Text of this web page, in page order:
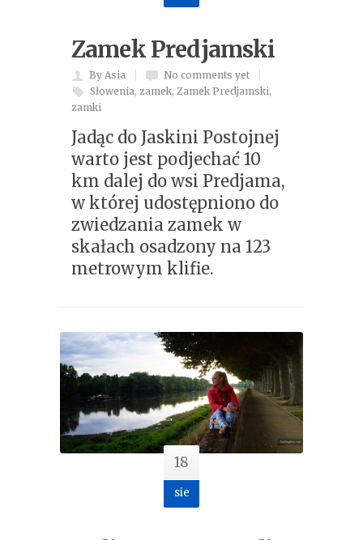
Zamek Predjamski
By Asia
No comments yet
Słowenia, zamek, Zamek Predjamski,
zamki
Jadąc do Jaskini Postojnej
warto jest podjechać 10
km dalej do wsi Predjama,
w której udostępniono do
zwiedzania zamek w
skałach osadzony na 123
metrowym klifie.
18
sie